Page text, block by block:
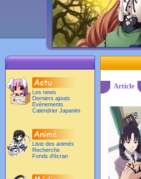
Les news
Derniers ajouts
Evènements
Calendrier Japanim
Liste des animés
Recherche
Fonds d'écran
Article